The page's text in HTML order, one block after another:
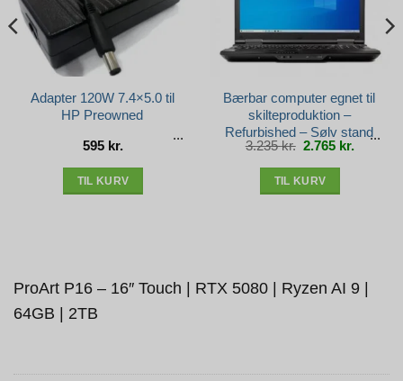
Adapter 120W 7.4×5.0 til
HP Preowned
595 kr.
TIL KURV
Bærbar computer egnet til
skilteproduktion –
Refurbished – Sølv stand
3.235kr. Den
oprindelige
pris
2.765 kr. Den
aktuelle
pris
TIL KURV
ProArt P16 – 16″ Touch | RTX 5080 | Ryzen AI 9 |
64GB | 2TB